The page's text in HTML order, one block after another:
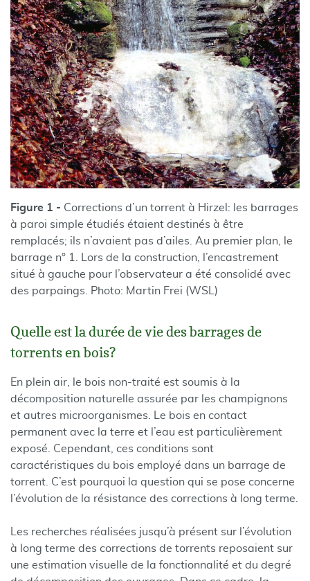
Figure 1 - Corrections d’un torrent à Hirzel: les barrages
à paroi simple étudiés étaient destinés à être
remplacés; ils n’avaient pas d’ailes. Au premier plan, le
barrage n° 1. Lors de la construction, l’encastrement
situé à gauche pour l’observateur a été consolidé avec
des parpaings. Photo: Martin Frei (WSL)
Quelle est la durée de vie des barrages de
torrents en bois?
En plein air, le bois non-traité est soumis à la
décomposition naturelle assurée par les champignons
et autres microorganismes. Le bois en contact
permanent avec la terre et l’eau est particulièrement
exposé. Cependant, ces conditions sont
caractéristiques du bois employé dans un barrage de
torrent. C’est pourquoi la question qui se pose concerne
l’évolution de la résistance des corrections à long terme.
Les recherches réalisées jusqu’à présent sur l’évolution
à long terme des corrections de torrents reposaient sur
une estimation visuelle de la fonctionnalité et du degré